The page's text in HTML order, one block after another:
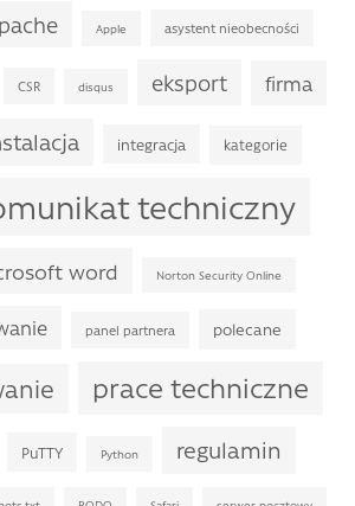
Apple asystent nieobecności
CSR disqus eksport firma
integracja kategorie
techniczny
word Norton Security Online
panel partnera polecane
prace techniczne
PuTTY Python regulamin